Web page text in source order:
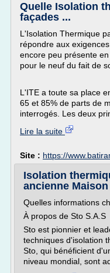
Quelle Isolation
façades ...
L'Isolation Thermique
répondre aux
encore peu présente
pour le neuf du fait de
L'ITE a toute sa place
65 et 85% de parts de
interrogés. Les deux
Lire la suite
Site : https://
Isolation
ancienne Maison
Quelles informations
À propos de Sto S.A.S
Sto est pionnier et
techniques d'isolation
Sto, qui bénéficient
niveau mondial, sont